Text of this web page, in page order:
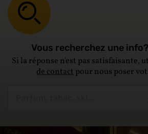
Vous recherchez une
Si la réponse n'est pas satisfaisante,
de contactpour nous poser